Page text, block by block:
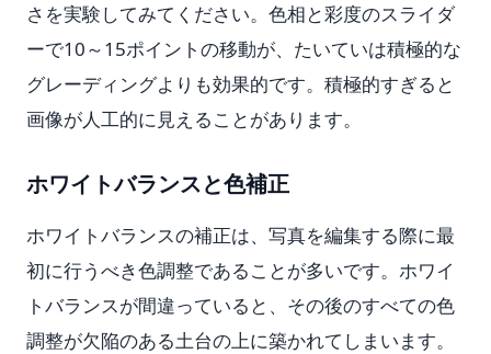
さを実験してみてください。色相と彩度のスライダ
ーで10～15ポイントの移動が、たいていは積極的な
グレーディングよりも効果的です。積極的すぎると
画像が人工的に見えることがあります。
ホワイトバランスと色補正
ホワイトバランスの補正は、写真を編集する際に最
初に行うべき色調整であることが多いです。ホワイ
トバランスが間違っていると、その後のすべての色
調整が欠陥のある土台の上に築かれてしまいます。